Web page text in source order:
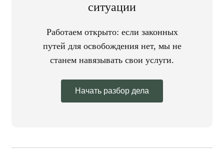
ситуации
Работаем открыто: если законных
путей для освобождения нет, мы не
станем навязывать свои услуги.
Начать разбор дела